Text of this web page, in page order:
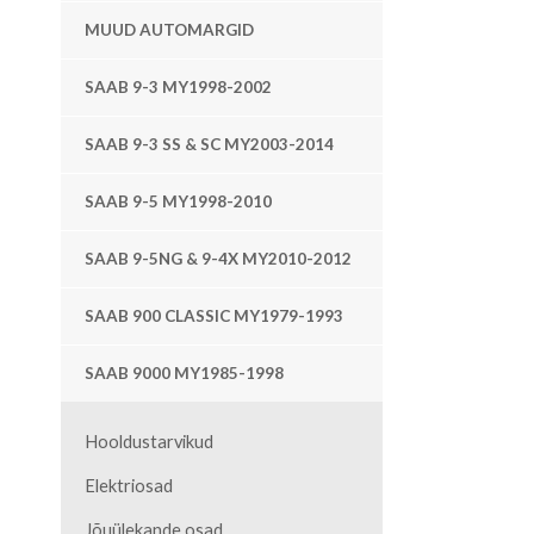
MUUD AUTOMARGID
SAAB 9-3 MY1998-2002
SAAB 9-3 SS & SC MY2003-2014
SAAB 9-5 MY1998-2010
SAAB 9-5NG & 9-4X MY2010-2012
SAAB 900 CLASSIC MY1979-1993
SAAB 9000 MY1985-1998
Hooldustarvikud
Elektriosad